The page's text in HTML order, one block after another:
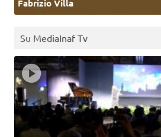
Fabrizio Villa
Su MediaInaf Tv